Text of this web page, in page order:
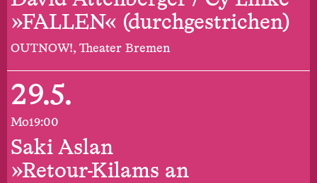
»FALLEN« (durchgestrichen)
OUTNOW!, Theater Bremen
29.5.
Mo19:00
Saki Aslan
»Retour-Kilams an